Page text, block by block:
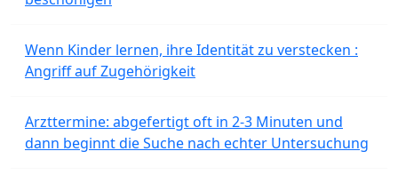
Wenn Kinder lernen, ihre Identität zu verstecken :
Angriff auf Zugehörigkeit
Arzttermine: abgefertigt oft in 2-3 Minuten und
dann beginnt die Suche nach echter Untersuchung